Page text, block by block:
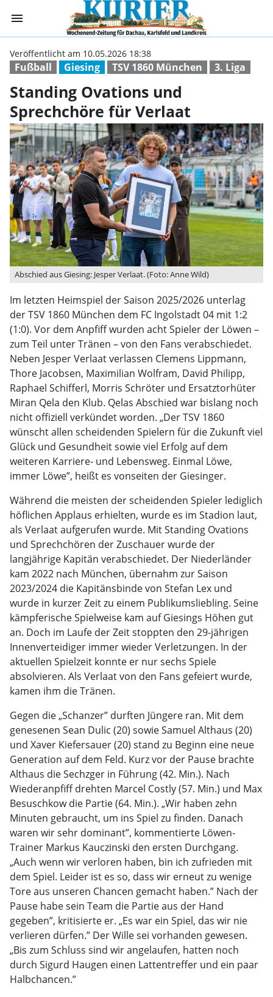
menu Standing
Fußball Giesing TSV 1860 München 3. Liga
Veröffentlicht am 10.05.2026 18:38
Standing Ovations und
Sprechchöre für Verlaat
Abschied aus Giesing: Jesper Verlaat. (Foto: Anne Wild)
Im letzten Heimspiel der Saison 2025/2026 unterlag
der TSV 1860 München dem FC Ingolstadt 04 mit 1:2
(1:0). Vor dem Anpfiff wurden acht Spieler der Löwen –
zum Teil unter Tränen – von den Fans verabschiedet.
Neben Jesper Verlaat verlassen Clemens Lippmann,
Thore Jacobsen, Maximilian Wolfram, David Philipp,
Raphael Schifferl, Morris Schröter und Ersatztorhüter
Miran Qela den Klub. Qelas Abschied war bislang noch
nicht offiziell verkündet worden. „Der TSV 1860
wünscht allen scheidenden Spielern für die Zukunft viel
Glück und Gesundheit sowie viel Erfolg auf dem
weiteren Karriere- und Lebensweg. Einmal Löwe,
immer Löwe”, heißt es vonseiten der Giesinger.
Während die meisten der scheidenden Spieler lediglich
höflichen Applaus erhielten, wurde es im Stadion laut,
als Verlaat aufgerufen wurde. Mit Standing Ovations
und Sprechchören der Zuschauer wurde der
langjährige Kapitän verabschiedet. Der Niederländer
kam 2022 nach München, übernahm zur Saison
2023/2024 die Kapitänsbinde von Stefan Lex und
wurde in kurzer Zeit zu einem Publikumsliebling. Seine
kämpferische Spielweise kam auf Giesings Höhen gut
an. Doch im Laufe der Zeit stoppten den 29-jährigen
Innenverteidiger immer wieder Verletzungen. In der
aktuellen Spielzeit konnte er nur sechs Spiele
absolvieren. Als Verlaat von den Fans gefeiert wurde,
kamen ihm die Tränen.
Gegen die „Schanzer” durften Jüngere ran. Mit dem
genesenen Sean Dulic (20) sowie Samuel Althaus (20)
und Xaver Kiefersauer (20) stand zu Beginn eine neue
Generation auf dem Feld. Kurz vor der Pause brachte
Althaus die Sechzger in Führung (42. Min.). Nach
Wiederanpfiff drehten Marcel Costly (57. Min.) und Max
Besuschkow die Partie (64. Min.). „Wir haben zehn
Minuten gebraucht, um ins Spiel zu finden. Danach
waren wir sehr dominant”, kommentierte Löwen-
Trainer Markus Kauczinski den ersten Durchgang.
„Auch wenn wir verloren haben, bin ich zufrieden mit
dem Spiel. Leider ist es so, dass wir erneut zu wenige
Tore aus unseren Chancen gemacht haben.” Nach der
Pause habe sein Team die Partie aus der Hand
gegeben”, kritisierte er. „Es war ein Spiel, das wir nie
verlieren dürfen.” Der Wille sei vorhanden gewesen.
„Bis zum Schluss sind wir angelaufen, hatten noch
durch Sigurd Haugen einen Lattentreffer und ein paar
Halbchancen.”